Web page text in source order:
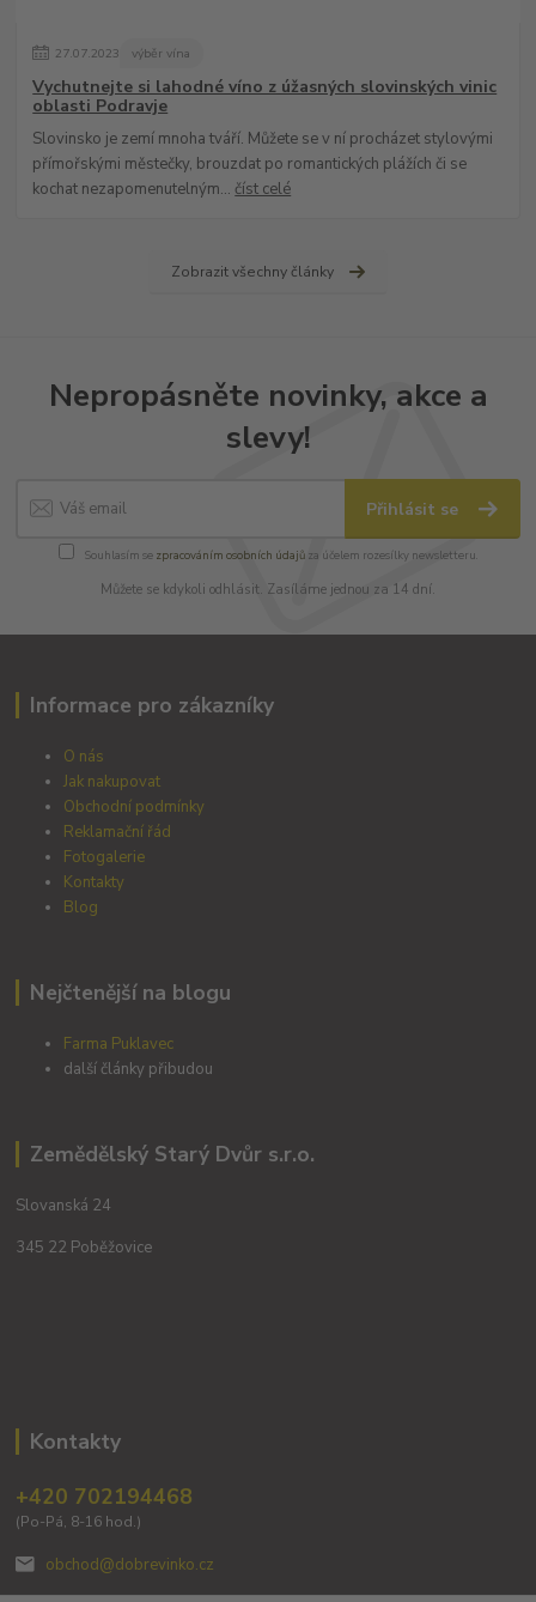
27.07.2023 výběr vína
Vychutnejte si lahodné víno z úžasných slovinských vinic
oblasti Podravje
Slovinsko je zemí mnoha tváří. Můžete se v ní procházet stylovými
přímořskými městečky, brouzdat po romantických plážích či se
kochat nezapomenutelným... číst celé
Zobrazit všechny články
Nepropásněte novinky, akce a
slevy!
Přihlásit se
Souhlasím se zpracováním osobních údajůza účelem rozesílky newsletteru.
Můžete se kdykoli odhlásit. Zasíláme jednou za 14 dní.
Informace pro zákazníky
O nás
Jak nakupovat
Obchodní podmínky
Reklamační řád
Fotogalerie
Kontakty
Blog
Nejčtenější na blogu
Farma Puklavec
další články přibudou
Zemědělský Starý Dvůr s.r.o.
Slovanská 24
345 22 Poběžovice
Kontakty
+420 702194468
(Po-Pá, 8-16 hod.)
obchod@dobrevinko.cz